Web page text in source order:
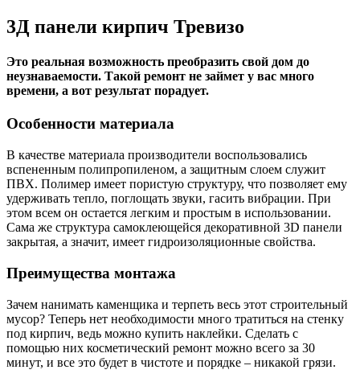
3Д панели кирпич Тревизо
Это реальная возможность преобразить свой дом до
неузнаваемости. Такой ремонт не займет у вас много
времени, а вот результат порадует.
Особенности материала
В качестве материала производители воспользовались
вспененным полипропиленом, а защитным слоем служит
ПВХ. Полимер имеет пористую структуру, что позволяет ему
удерживать тепло, поглощать звуки, гасить вибрации. При
этом всем он остается легким и простым в использовании.
Сама же структура самоклеющейся декоративной 3D панели
закрытая, а значит, имеет гидроизоляционные свойства.
Преимущества монтажа
Зачем нанимать каменщика и терпеть весь этот строительный
мусор? Теперь нет необходимости много тратиться на стенку
под кирпич, ведь можно купить наклейки. Сделать с
помощью них косметический ремонт можно всего за 30
минут, и все это будет в чистоте и порядке – никакой грязи.